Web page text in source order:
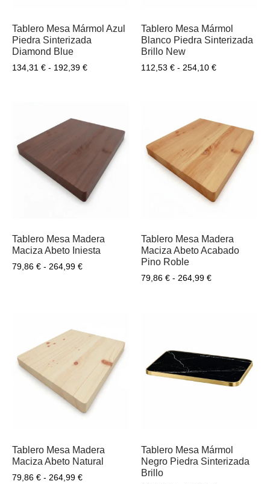
Tablero Mesa Mármol Azul
Piedra Sinterizada
Diamond Blue
134,31 € - 192,39 €
Tablero Mesa Mármol
Blanco Piedra Sinterizada
Brillo New
112,53 € - 254,10 €
Tablero Mesa Madera
Maciza Abeto Iniesta
79,86 € - 264,99 €
Tablero Mesa Madera
Maciza Abeto Acabado
Pino Roble
79,86 € - 264,99 €
Tablero Mesa Madera
Maciza Abeto Natural
79,86 € - 264,99 €
Tablero Mesa Mármol
Negro Piedra Sinterizada
Brillo